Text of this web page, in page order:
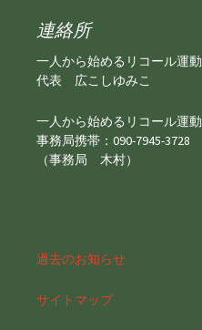
連絡所
一人から始めるリコール運動
代表 広こしゆみこ
一人から始めるリコール運動
事務局携帯：090-7945-3728
（事務局 木村）
過去のお知らせ
サイトマップ